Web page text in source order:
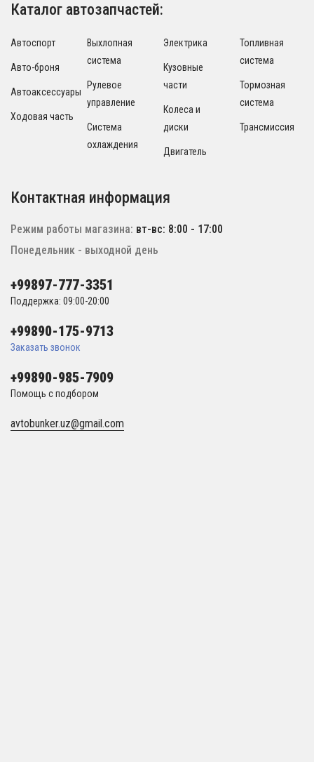
Каталог автозапчастей:
Автоспорт
Авто-броня
Автоаксессуары
Ходовая часть
Выхлопная
система
Рулевое
управление
Система
охлаждения
Электрика
Кузовные
части
Колеса и
диски
Двигатель
Топливная
система
Тормозная
система
Трансмиссия
Контактная информация
Режим работы магазина: вт-вс: 8:00 - 17:00
Понедельник - выходной день
+99897-777-3351
Поддержка: 09:00-20:00
+99890-175-9713
Заказать звонок
+99890-985-7909
Помощь с подбором
avtobunker.uz@gmail.com